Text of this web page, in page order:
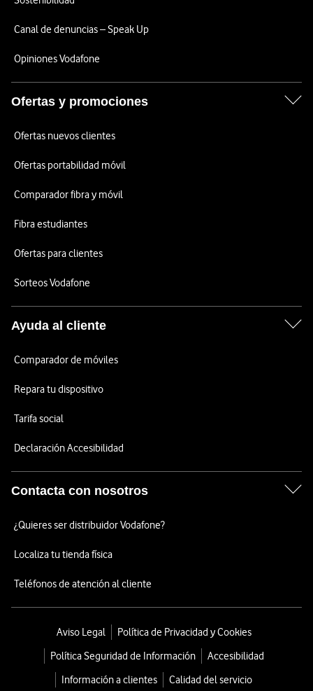
Canal de denuncias – Speak Up
Opiniones Vodafone
Ofertas y promociones
Ofertas nuevos clientes
Ofertas portabilidad móvil
Comparador fibra y móvil
Fibra estudiantes
Ofertas para clientes
Sorteos Vodafone
Ayuda al cliente
Comparador de móviles
Repara tu dispositivo
Tarifa social
Declaración Accesibilidad
Contacta con nosotros
¿Quieres ser distribuidor Vodafone?
Localiza tu tienda física
Teléfonos de atención al cliente
Aviso Legal
Política de Privacidad y Cookies
Política Seguridad de Información
Accesibilidad
Información a clientes
Calidad del servicio